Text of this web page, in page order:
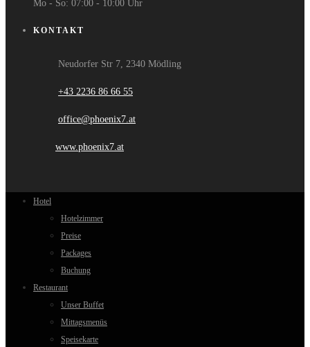
Mo - So: 07:00 - 10:00 Uhr
KONTAKT
Neudorfer Str 7, 2340 Mödling
+43 2236 86 66 55
office@phoenix7.at
www.phoenix7.at
Hotel
Hotelzimmer
Preise
Packages
Buchung
Restaurant
Unser Buffet
Mittagsmenüs
Speisekarte